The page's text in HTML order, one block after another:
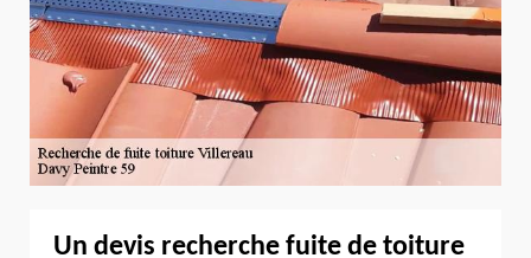
Un devis recherche fuite de toiture